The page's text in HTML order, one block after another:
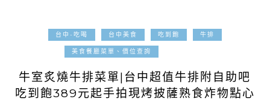
台中-吃喝 台中美食 吃到飽 牛排
美食餐廳菜單、價位查詢
牛室炙燒牛排菜單|台中超值牛排附自助吧
吃到飽389元起手拍現烤披薩熟食炸物點心